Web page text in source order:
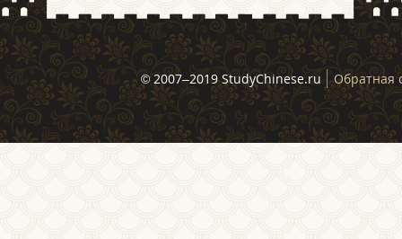
© 2007–2019 StudyChinese.ru Обратная